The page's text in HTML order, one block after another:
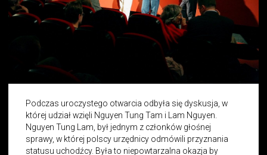
Podczas uroczystego otwarcia odbyła się dyskusja, w
której udział wzięli Nguyen Tung Tam i Lam Nguyen.
Nguyen Tung Lam, był jednym z członków głośnej
sprawy, w której polscy urzędnicy odmówili przyznania
statusu uchodźcy. Była to niepowtarzalna okazja by